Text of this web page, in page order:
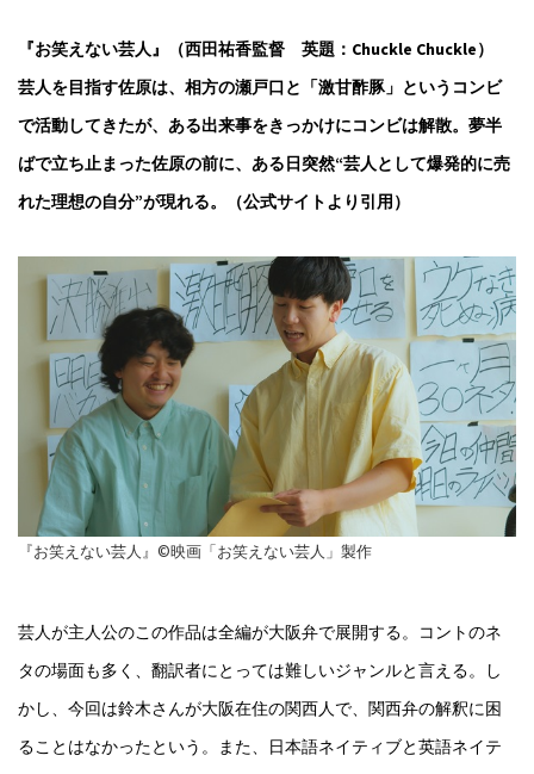
『お笑えない芸人』（西田祐香監督 英題：Chuckle Chuckle）
芸人を目指す佐原は、相方の瀬戸口と「激甘酢豚」というコンビ
で活動してきたが、ある出来事をきっかけにコンビは解散。夢半
ばで立ち止まった佐原の前に、ある日突然“芸人として爆発的に売
れた理想の自分”が現れる。（公式サイトより引用）
『お笑えない芸人』©映画「お笑えない芸人」製作
芸人が主人公のこの作品は全編が大阪弁で展開する。コントのネ
タの場面も多く、翻訳者にとっては難しいジャンルと言える。し
かし、今回は鈴木さんが大阪在住の関西人で、関西弁の解釈に困
ることはなかったという。また、日本語ネイティブと英語ネイテ